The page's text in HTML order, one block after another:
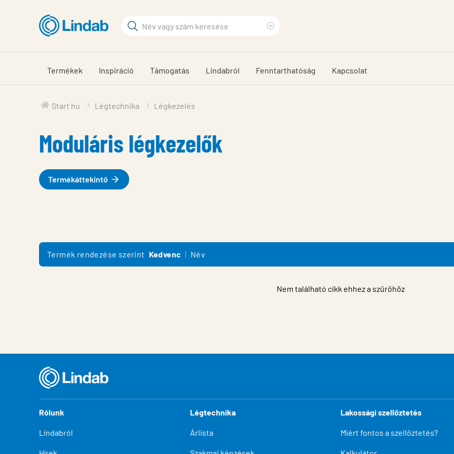
tartalomhoz
Keresési
keresése
search
phrase
Termékek Inspiráció Támogatás Lindabról Fenntarthatóság Kapcsolat
Start hu Légtechnika Légkezelés
Moduláris légkezelők
Termékáttekintő
Termék rendezése szerint Kedvenc Név
Nem található cikk ehhez a szűrőhöz
Rólunk
Lindabról
Légtechnika
Árlista
Lakossági szellőztetés
Miért fontos a szellőztetés?